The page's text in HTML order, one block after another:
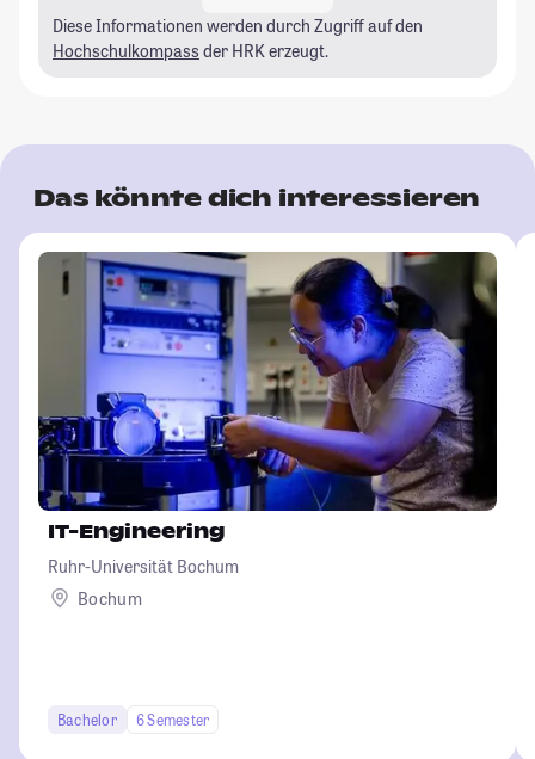
Diese Informationen werden durch Zugriff auf den
Hochschulkompass der HRK erzeugt.
Das könnte dich interessieren
IT-Engineering
Ruhr-Universität Bochum
Bochum
Bachelor 6 Semester